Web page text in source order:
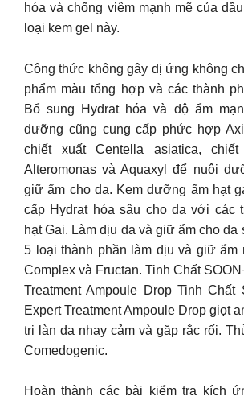
hóa và chống viêm mạnh mẽ của
loại kem gel này.
Công thức không gây dị ứng không
phẩm màu tổng hợp và các thành
Bổ sung Hydrat hóa và độ ẩm
dưỡng cũng cung cấp phức hợp
chiết xuất Centella asiatica,
Alteromonas và Aquaxyl để nuôi
giữ ẩm cho da. Kem dưỡng ẩm hạt
cấp Hydrat hóa sâu cho da với các
hạt Gai. Làm dịu da và giữ ẩm cho da
5 loại thành phần làm dịu và giữ ẩm
Complex và Fructan. Tinh Chất
Treatment Ampoule Drop Tinh Chất
Expert Treatment Ampoule Drop giọt
trị làn da nhạy cảm và gặp rắc rối.
Comedogenic.
Hoàn thành các bài kiểm tra kích